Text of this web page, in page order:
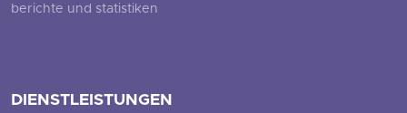
berichte und statistiken
DIENSTLEISTUNGEN